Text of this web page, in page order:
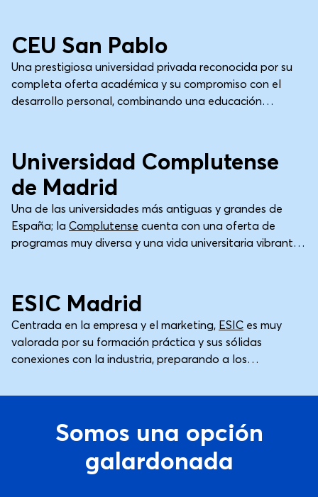
CEU San Pablo
Una prestigiosa universidad privada reconocida por su
completa oferta académica y su compromiso con el
desarrollo personal, combinando una educación
Universidad Complutense
de Madrid
Una de las universidades más antiguas y grandes de
España; la Complutense cuenta con una oferta de
programas muy diversa y una vida universitaria vibrante
ESIC Madrid
Centrada en la empresa y el marketing, ESIC es muy
valorada por su formación práctica y sus sólidas
conexiones con la industria, preparando a los
Somos una opción
galardonada